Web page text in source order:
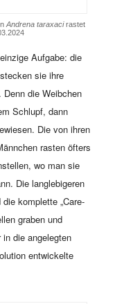
Andrena taraxacirastet
Aufgabe: die
sie ihre
die Weibchen
Schlupf, dann
Die von ihren
rasten öfters
wo man sie
Die langlebigeren
komplette „Care-
graben und
die angelegten
entwickelte